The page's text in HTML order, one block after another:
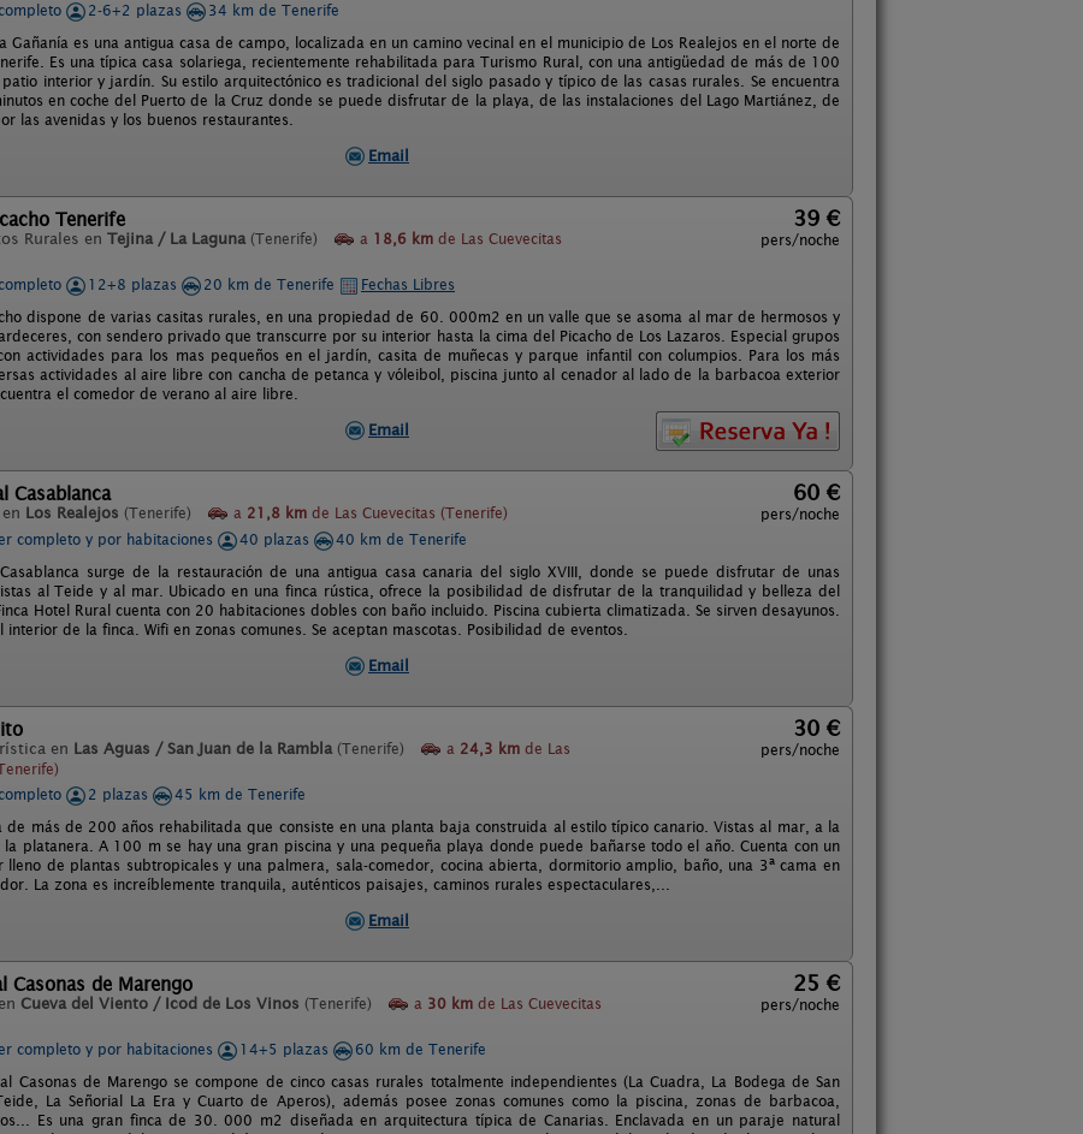
2-6+2 plazas
34 km de Tenerife
Gañanía es una antigua casa de campo, localizada en un camino vecinal en el municipio de Los Realejos en el norte de
Es una típica casa solariega, recientemente rehabilitada para Turismo Rural, con una antigüedad de más de 100
interior y jardín. Su estilo arquitectónico es tradicional del siglo pasado y típico de las casas rurales. Se encuentra
en coche del Puerto de la Cruz donde se puede disfrutar de la playa, de las instalaciones del Lago Martiánez, de
las avenidas y los buenos restaurantes.
Email
Tenerife
Rurales en Tejina / La Laguna (Tenerife) a 18,6 km de Las Cuevecitas
39 €
pers/noche
12+8 plazas 20 km de Tenerife
Fechas Libres
dispone de varias casitas rurales, en una propiedad de 60. 000m2 en un valle que se asoma al mar de hermosos y
con sendero privado que transcurre por su interior hasta la cima del Picacho de Los Lazaros. Especial grupos
actividades para los mas pequeños en el jardín, casita de muñecas y parque infantil con columpios. Para los más
actividades al aire libre con cancha de petanca y vóleibol, piscina junto al cenador al lado de la barbacoa exterior
el comedor de verano al aire libre.
Email
Casablanca
Los Realejos (Tenerife) a 21,8 km de Las Cuevecitas (Tenerife)
60 €
pers/noche
completo y por habitaciones
40 plazas
40 km de Tenerife
surge de la restauración de una antigua casa canaria del siglo XVIII, donde se puede disfrutar de unas
al Teide y al mar. Ubicado en una finca rústica, ofrece la posibilidad de disfrutar de la tranquilidad y belleza del
Hotel Rural cuenta con 20 habitaciones dobles con baño incluido. Piscina cubierta climatizada. Se sirven desayunos.
interior de la finca. Wifi en zonas comunes. Se aceptan mascotas. Posibilidad de eventos.
Email
en Las Aguas / San Juan de la Rambla (Tenerife) a 24,3 km de Las
30 €
pers/noche
2 plazas
45 km de Tenerife
de más de 200 años rehabilitada que consiste en una planta baja construida al estilo típico canario. Vistas al mar, a la
la platanera. A 100 m se hay una gran piscina y una pequeña playa donde puede bañarse todo el año. Cuenta con un
lleno de plantas subtropicales y una palmera, sala-comedor, cocina abierta, dormitorio amplio, baño, una 3ª cama en
La zona es increíblemente tranquila, auténticos paisajes, caminos rurales espectaculares,...
Email
Casonas de Marengo
Cueva del Viento / Icod de Los Vinos (Tenerife) a 30 km de Las Cuevecitas
25 €
pers/noche
completo y por habitaciones 14+5 plazas
60 km de Tenerife
Casonas de Marengo se compone de cinco casas rurales totalmente independientes (La Cuadra, La Bodega de San
La Señorial La Era y Cuarto de Aperos), además posee zonas comunes como la piscina, zonas de barbacoa,
Es una gran finca de 30. 000 m2 diseñada en arquitectura típica de Canarias. Enclavada en un paraje natural